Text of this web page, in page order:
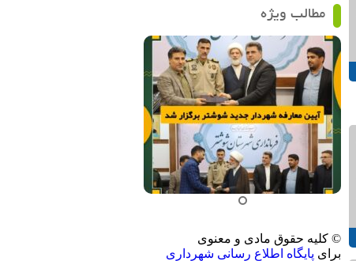
مطالب ویژه
© کلیه حقوق مادی و معنوی
برای پایگاه اطلاع رسانی شهرداری